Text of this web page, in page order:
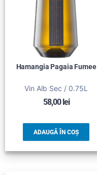
Hamangia Pagaia Fumee
Vin Alb Sec / 0.75L
58,00lei
ADAUGĂ ÎN COȘ